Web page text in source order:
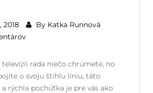
2018 By Katka Runnová
televízii rada niečo chrúmete, no
o svoju štíhlu líniu, táto
rýchla pochúťka je pre vás ako